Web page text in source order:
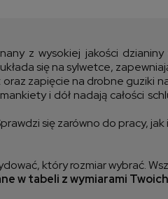
z wysokiej jakości
się na sylwetce,
zapięcie na drobne guziki
i dół nadają całości
się zarówno do pracy,
który rozmiar wybrać.
w tabeli z wymiarami